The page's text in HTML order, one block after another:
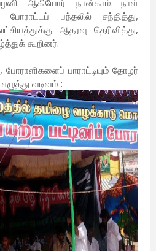
ஆகியோர் நான்காம் நாள்
பந்தலில் சந்தித்து,
ஆதரவு தெரிவித்து,
கூறினர்.
பாராட்டியும் தோழர்
வடிவம் :